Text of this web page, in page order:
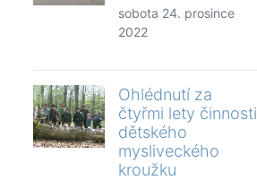
sobota 24. prosince
2022
Ohlédnutí za
čtyřmi lety činnosti
dětského
mysliveckého
kroužku